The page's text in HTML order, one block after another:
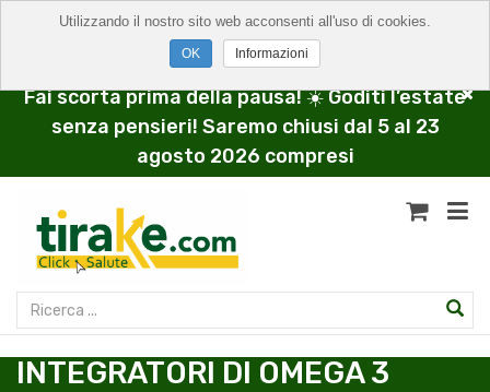
Fai scorta prima della pausa! ☀️ Goditi l’estate
senza pensieri! Saremo chiusi dal 5 al 23
agosto 2026 compresi
INTEGRATORI DI OMEGA 3
Utilizzando il nostro sito web acconsenti all'uso di cookies.
Informazioni